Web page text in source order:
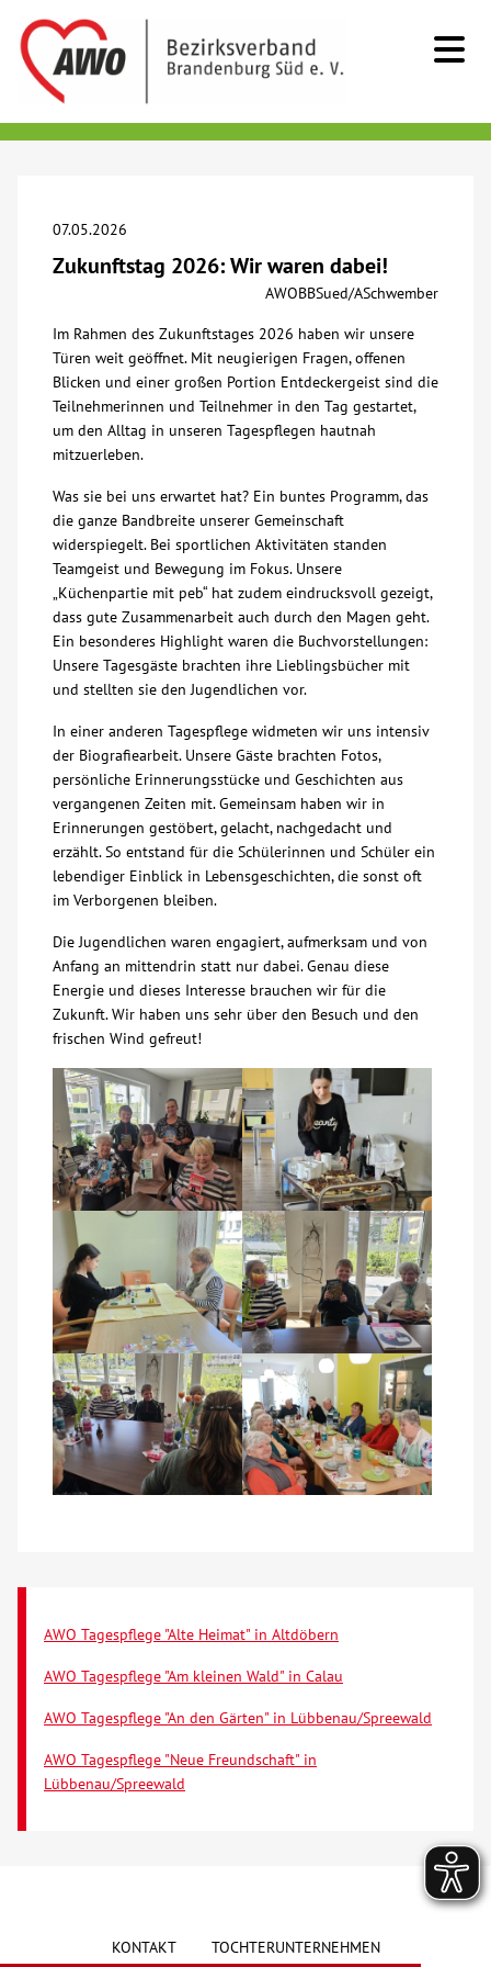
Menschen mit Behinderung
Beratung & Hilfe
Begegnung
Über uns
Veranstaltungen
Spenden
Karriere
Ausbildung
Glossar
Suche
Kontakt
AWO BB Süd
07.05.2026
Zukunftstag 2026: Wir waren dabei!
AWOBBSued/ASchwember
Im Rahmen des Zukunftstages 2026 haben wir unsere
Türen weit geöffnet. Mit neugierigen Fragen, offenen
Blicken und einer großen Portion Entdeckergeist sind die
Teilnehmerinnen und Teilnehmer in den Tag gestartet,
um den Alltag in unseren Tagespflegen hautnah
mitzuerleben.
Was sie bei uns erwartet hat? Ein buntes Programm, das
die ganze Bandbreite unserer Gemeinschaft
widerspiegelt. Bei sportlichen Aktivitäten standen
Teamgeist und Bewegung im Fokus. Unsere
„Küchenpartie mit peb“ hat zudem eindrucksvoll gezeigt,
dass gute Zusammenarbeit auch durch den Magen geht.
Ein besonderes Highlight waren die Buchvorstellungen:
Unsere Tagesgäste brachten ihre Lieblingsbücher mit
und stellten sie den Jugendlichen vor.
In einer anderen Tagespflege widmeten wir uns intensiv
der Biografiearbeit. Unsere Gäste brachten Fotos,
persönliche Erinnerungsstücke und Geschichten aus
vergangenen Zeiten mit. Gemeinsam haben wir in
Erinnerungen gestöbert, gelacht, nachgedacht und
erzählt. So entstand für die Schülerinnen und Schüler ein
lebendiger Einblick in Lebensgeschichten, die sonst oft
im Verborgenen bleiben.
Die Jugendlichen waren engagiert, aufmerksam und von
Anfang an mittendrin statt nur dabei. Genau diese
Energie und dieses Interesse brauchen wir für die
Zukunft. Wir haben uns sehr über den Besuch und den
frischen Wind gefreut!
AWO Tagespflege "Alte Heimat" in Altdöbern
AWO Tagespflege "Am kleinen Wald" in Calau
AWO Tagespflege "An den Gärten" in Lübbenau/Spreewald
AWO Tagespflege "Neue Freundschaft" in
Lübbenau/Spreewald
KONTAKT TOCHTERUNTERNEHMEN